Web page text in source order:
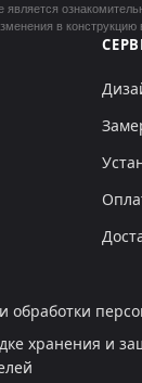
в конструкцию
обработки
хранения и